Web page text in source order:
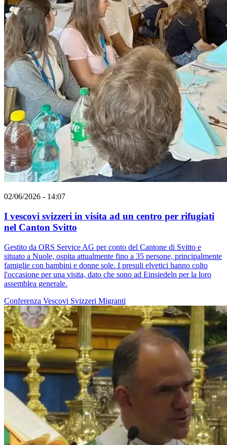
02/06/2026 - 14:07
I vescovi svizzeri in visita ad un centro per rifugiati
nel Canton Svitto
Gestito da ORS Service AG per conto del Cantone di Svitto e
situato a Nuole, ospita attualmente fino a 35 persone, principalmente
famiglie con bambini e donne sole. I presuli elvetici hanno colto
l'occasione per una visita, dato che sono ad Einsiedeln per la loro
assemblea generale.
Conferenza Vescovi Svizzeri Migranti